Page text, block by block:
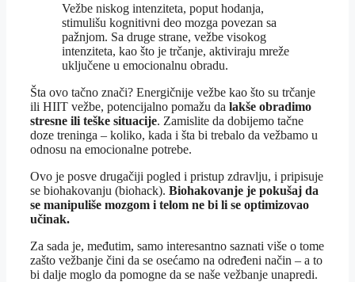
Vežbe niskog intenziteta, poput hodanja,
stimulišu kognitivni deo mozga povezan sa
pažnjom. Sa druge strane, vežbe visokog
intenziteta, kao što je trčanje, aktiviraju mreže
uključene u emocionalnu obradu.
Šta ovo tačno znači? Energičnije vežbe kao što su trčanje
ili HIIT vežbe, potencijalno pomažu da lakše obradimo
stresne ili teške situacije. Zamislite da dobijemo tačne
doze treninga – koliko, kada i šta bi trebalo da vežbamo u
odnosu na emocionalne potrebe.
Ovo je posve drugačiji pogled i pristup zdravlju, i pripisuje
se biohakovanju (biohack). Biohakovanje je pokušaj da
se manipuliše mozgom i telom ne bi li se optimizovao
učinak.
Za sada je, međutim, samo interesantno saznati više o tome
zašto vežbanje čini da se osećamo na određeni način – a to
bi dalje moglo da pomogne da se naše vežbanje unapredi.